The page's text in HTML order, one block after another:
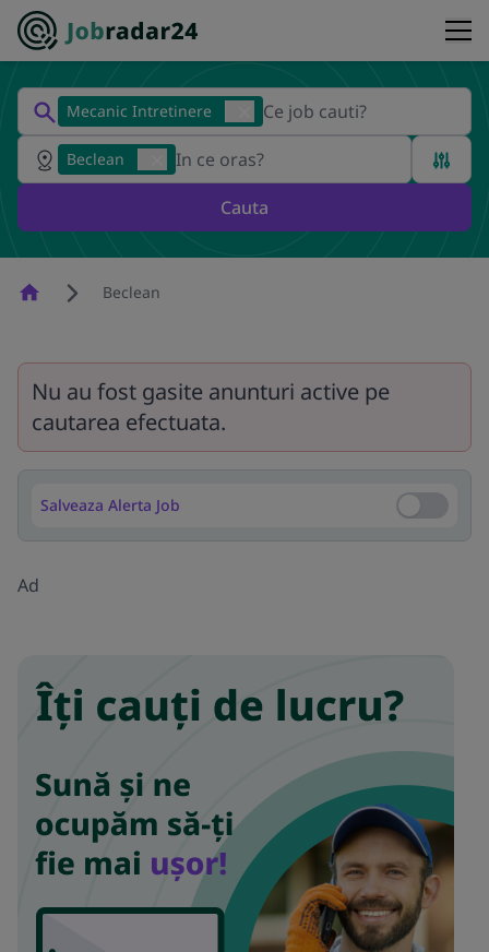
Mecanic Intretinere
Beclean
Cauta
HomepageBeclean
Nu au fost gasite anunturi active pe
cautarea efectuata.
Salveaza Alerta Job Salveaza
Ad